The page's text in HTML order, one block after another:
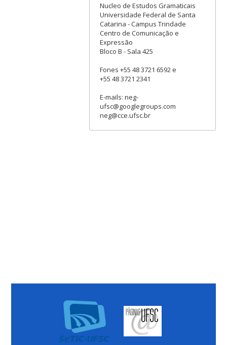
Nucleo de Estudos Gramaticais
Universidade Federal de Santa
Catarina - Campus Trindade
Centro de Comunicação e
Expressão
Bloco B - Sala 425
Fones +55 48 3721 6592 e
+55 48 3721 2341
E-mails: neg-
ufsc@googlegroups.com
neg@cce.ufsc.br